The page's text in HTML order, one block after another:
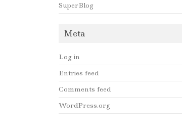
SuperBlog
Meta
Log in
Entries feed
Comments feed
WordPress.org